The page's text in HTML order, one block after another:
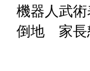
機器人武
倒地 家長